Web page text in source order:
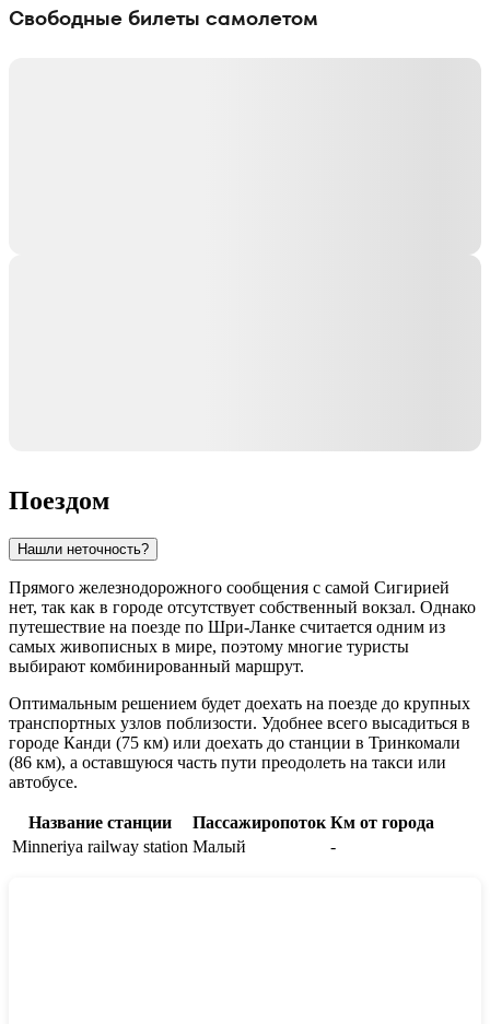
Свободные билеты самолетом
Поездом
Нашли неточность?
Прямого железнодорожного сообщения с самой Сигирией
нет, так как в городе отсутствует собственный вокзал. Однако
путешествие на поезде по Шри-Ланке считается одним из
самых живописных в мире, поэтому многие туристы
выбирают комбинированный маршрут.
Оптимальным решением будет доехать на поезде до крупных
транспортных узлов поблизости. Удобнее всего высадиться в
городе Канди (75 км) или доехать до станции в Тринкомали
(86 км), а оставшуюся часть пути преодолеть на такси или
автобусе.
Название станции Пассажиропоток Км от города
Minneriya railway station Малый -